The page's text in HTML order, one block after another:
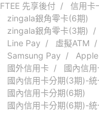
先享後付
信用卡
zingala銀角零卡(6期)
zingala銀角零卡(3期)
Line Pay
虛擬ATM
Samsung Pay
國外信用卡
國內信
國內信用卡分期(3期)-統
國內信用卡分期(6期)
國內信用卡分期(6期)-統